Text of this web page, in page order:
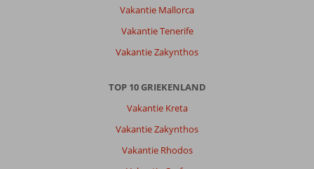
Vakantie Mallorca
Vakantie Tenerife
Vakantie Zakynthos
TOP 10 GRIEKENLAND
Vakantie Kreta
Vakantie Zakynthos
Vakantie Rhodos